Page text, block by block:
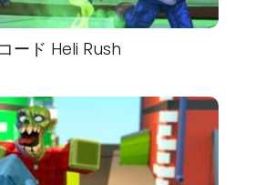
ード Heli Rush